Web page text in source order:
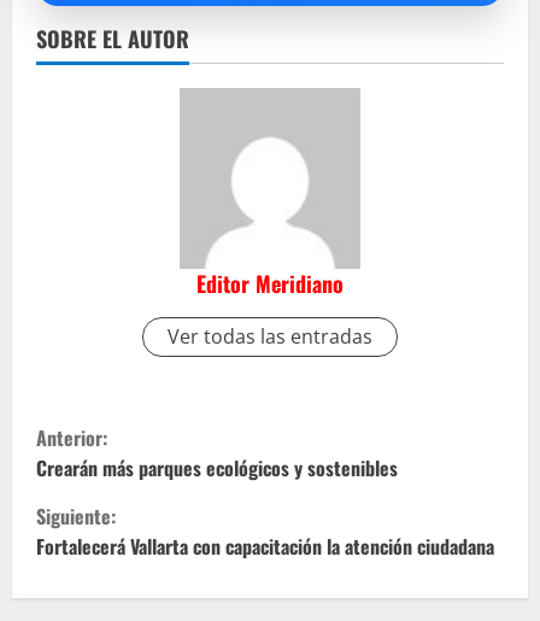
SOBRE EL AUTOR
Editor Meridiano
Ver todas las entradas
S
i
g
Anterior:
Crearán más parques ecológicos y sostenibles
Siguiente:
Fortalecerá Vallarta con capacitación la atención ciudadana